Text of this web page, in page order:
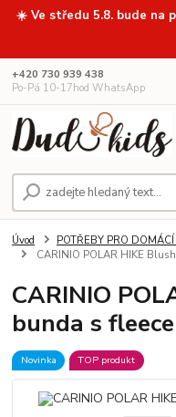
☀️ Ve středu 5.8. bude na
+420 730 939 438
Po-Pá 10-17hod WhatsApp
Úvod POTŘEBY PRO DOMÁCÍ
CARINIO POLAR HIKE
CARINIO
bunda s
Novinka TOP produkt